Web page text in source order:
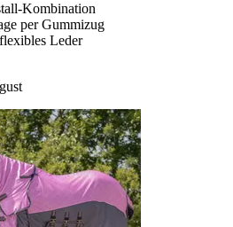
Kombination
per Gummizug
Leder